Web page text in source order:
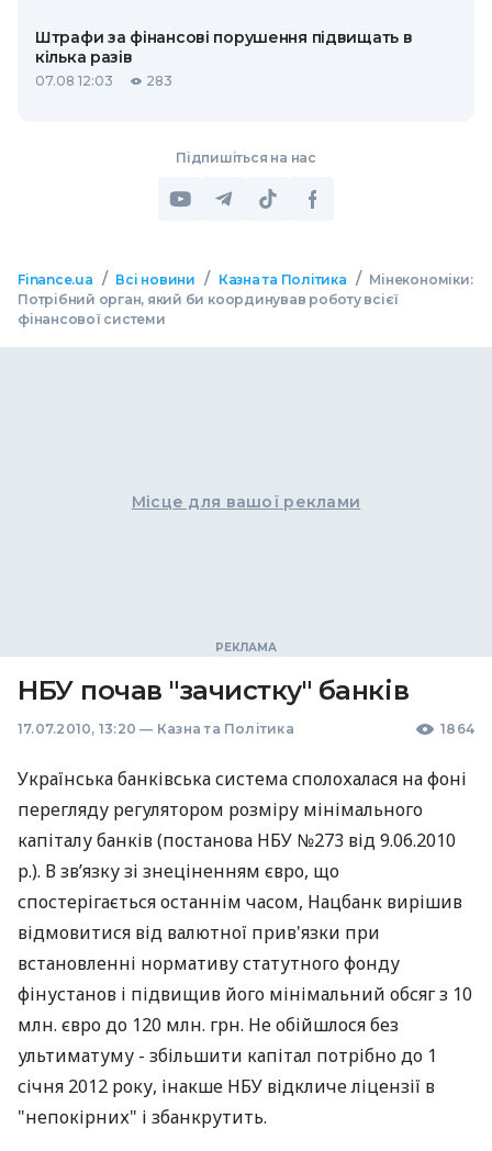
Штрафи за фінансові порушення підвищать в
кілька разів
07.08 12:03 283
Підпишіться на нас
Finance.ua / Всі новини / Казна та Політика / Мінекономіки:
Потрібний орган, який би координував роботу всієї
фінансової системи
Місце для вашої реклами
НБУ почав "зачистку" банків
17.07.2010, 13:20 — Казна та Політика 1864
Українська банківська система сполохалася на фоні
перегляду регулятором розміру мінімального
капіталу банків (постанова НБУ №273 від 9.06.2010
р.). В зв’язку зі знеціненням євро, що
спостерігається останнім часом, Нацбанк вирішив
відмовитися від валютної прив'язки при
встановленні нормативу статутного фонду
фінустанов і підвищив його мінімальний обсяг з 10
млн. євро до 120 млн. грн. Не обійшлося без
ультиматуму - збільшити капітал потрібно до 1
січня 2012 року, інакше НБУ відкличе ліцензії в
"непокірних" і збанкрутить.